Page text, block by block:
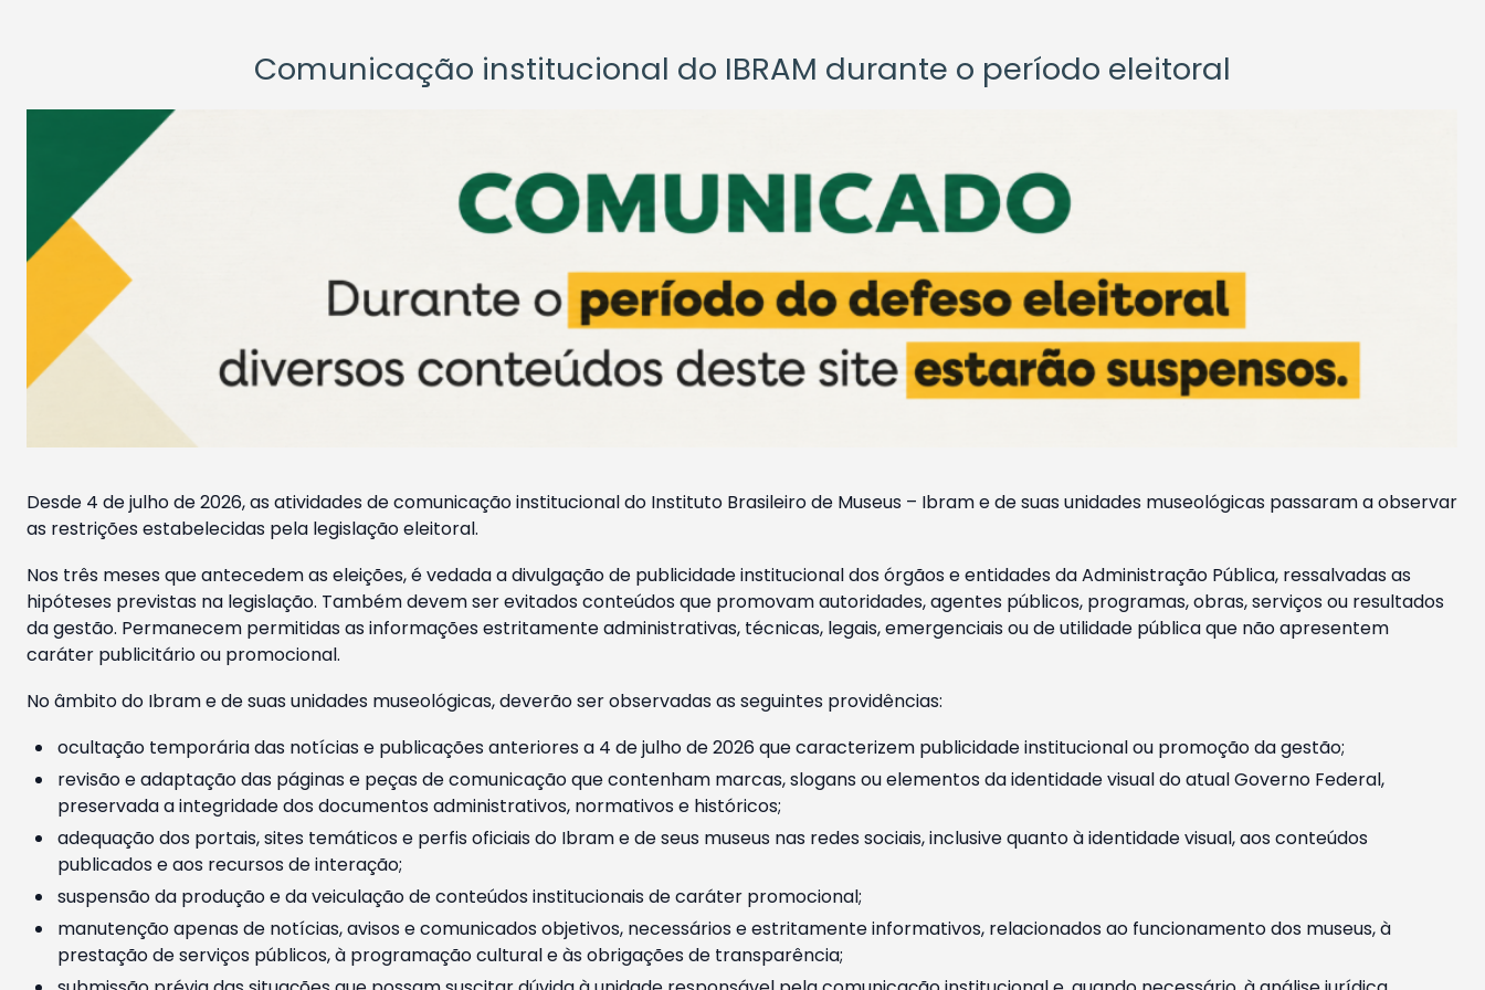
Comunicação institucional do IBRAM durante o período eleitoral
Desde 4 de julho de 2026, as atividades de comunicação institucional do Instituto Brasileiro de Museus – Ibram e de suas unidades museológicas passaram a observar
as restrições estabelecidas pela legislação eleitoral.
Nos três meses que antecedem as eleições, é vedada a divulgação de publicidade institucional dos órgãos e entidades da Administração Pública, ressalvadas as
hipóteses previstas na legislação. Também devem ser evitados conteúdos que promovam autoridades, agentes públicos, programas, obras, serviços ou resultados
da gestão. Permanecem permitidas as informações estritamente administrativas, técnicas, legais, emergenciais ou de utilidade pública que não apresentem
caráter publicitário ou promocional.
No âmbito do Ibram e de suas unidades museológicas, deverão ser observadas as seguintes providências:
ocultação temporária das notícias e publicações anteriores a 4 de julho de 2026 que caracterizem publicidade institucional ou promoção da gestão;
revisão e adaptação das páginas e peças de comunicação que contenham marcas, slogans ou elementos da identidade visual do atual Governo Federal,
preservada a integridade dos documentos administrativos, normativos e históricos;
adequação dos portais, sites temáticos e perfis oficiais do Ibram e de seus museus nas redes sociais, inclusive quanto à identidade visual, aos conteúdos
publicados e aos recursos de interação;
suspensão da produção e da veiculação de conteúdos institucionais de caráter promocional;
manutenção apenas de notícias, avisos e comunicados objetivos, necessários e estritamente informativos, relacionados ao funcionamento dos museus, à
prestação de serviços públicos, à programação cultural e às obrigações de transparência;